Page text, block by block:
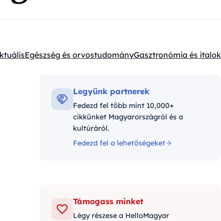
Egészség és orvostudományGasztronómia és italok
Legyünk partnerek
Fedezd fel több mint 10,000+
cikkünket Magyarországról és a
kultúráról.
Fedezd fel a lehetőségeket
Támogass minket
Légy részese a HelloMagyar